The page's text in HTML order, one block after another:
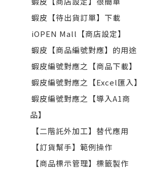
蝦皮【待出貨訂單】下載
iOPEN Mall【商店設定】
蝦皮【商品編號對應】的用途
蝦皮編號對應之【商品下載】
蝦皮編號對應之【Excel匯入】
蝦皮編號對應之【導入A1商
品】
【二階託外加工】替代應用
【訂貨幫手】範例操作
【商品標示管理】標籤製作